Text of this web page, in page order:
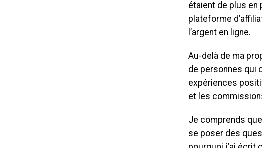
étaient de plus en
plateforme
l’argent en ligne.
Au-delà de ma
de personnes qui
expériences
et les
Je comprends
se poser des